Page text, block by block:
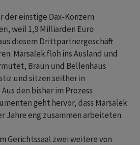
der einstige Dax-Konzern
weil 1,9 Milliarden Euro
diesem Drittpartnergeschäft
Marsalek floh ins Ausland und
Braun und Bellenhaus
und sitzen seither in
den bisher im Prozess
geht hervor, dass Marsalek
Jahre eng zusammen arbeiteten.
Gerichtssaal zwei weitere von